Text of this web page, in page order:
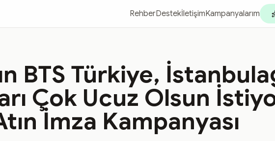
RehberDestekİletişimKampanyalarım
BTS Türkiye,
Çok Ucuz Olsun
İmza Kampanyası